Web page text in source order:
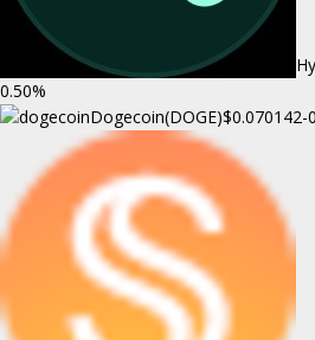
0.50%
Dogecoin(DOGE)$0.070142-